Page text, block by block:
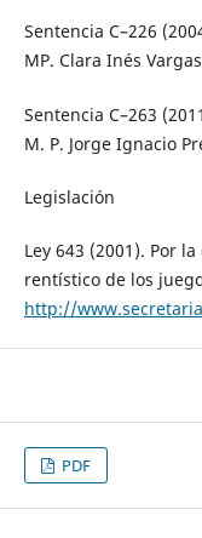
Sentencia C–226
MP. Clara Inés
Sentencia C–263
M. P. Jorge Ignacio
Legislación
Ley 643 (2001). Por
rentístico de los
http://
PDF